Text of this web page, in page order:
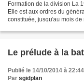
Formation de la division La
Elle est aux ordres du
constituée, jusqu'au mois de
Le prélude à la
Publié le 14/10/2014 à 22:44
Par sgidplan